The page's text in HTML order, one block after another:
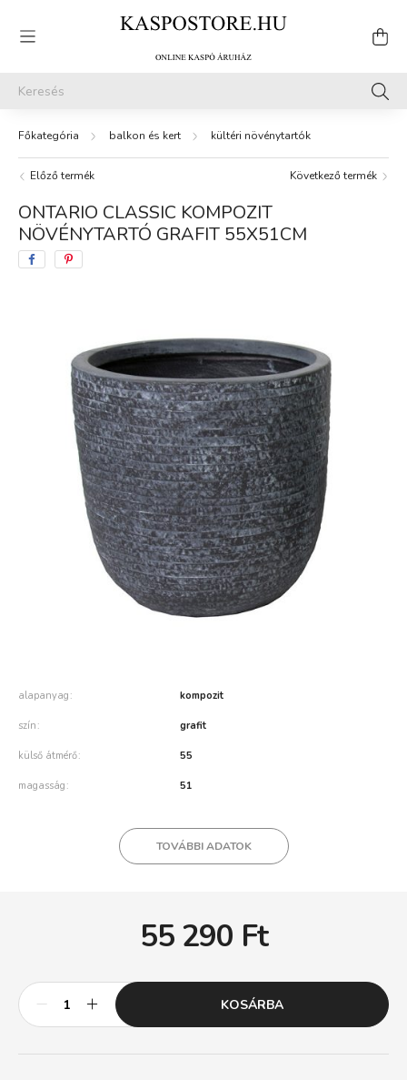
balkon és kert kültéri növénytartók
Előző termék Következő termék
ONTARIO CLASSIC KOMPOZIT
NÖVÉNYTARTÓ GRAFIT 55X51CM
alapanyag kompozit
szín grafit
külső átmérő 55
magasság 51
TOVÁBBI ADATOK
55 290 Ft
KOSÁRBA